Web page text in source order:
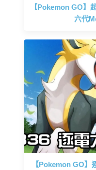
【Pokemon GO】
六代
【Pokemon GO